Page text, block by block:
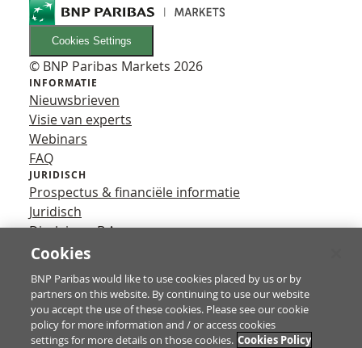
Cookies Settings
© BNP Paribas Markets 2026
INFORMATIE
Nieuwsbrieven
Visie van experts
Webinars
FAQ
JURIDISCH
Prospectus & financiële informatie
Juridisch
Disclaimer B.A.
Privacy
YouTube
X
Contact
Cookies
BNP Paribas would like to use cookies placed by us or by
partners on this website. By continuing to use our website
you accept the use of these cookies. Please see our cookie
policy for more information and / or access cookies
settings for more details on those cookies. Cookies Policy